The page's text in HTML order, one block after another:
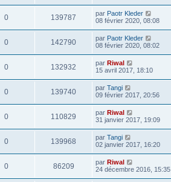
0 139787 par Paotr Kleder
08 février 2020, 08:08
0 142790 par Paotr Kleder
08 février 2020, 08:02
0 132932 par Riwal
15 avril 2017, 18:10
0 139740 par Tangi
09 février 2017, 20:56
0 110829 par Riwal
31 janvier 2017, 19:09
0 139968 par Tangi
02 janvier 2017, 16:20
0 86209 par Riwal
24 décembre 2016, 15:35